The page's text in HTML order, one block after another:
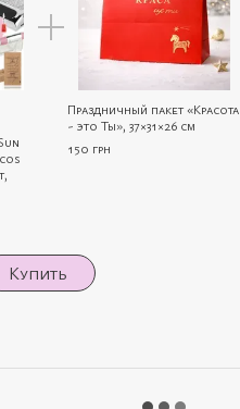
Праздничный пакет «Красота
- это Ты», 37×31×26 см
150 грн
Купить